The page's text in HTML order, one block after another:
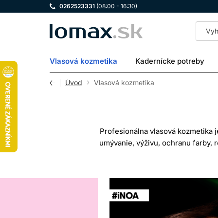
0262523331 (08:00 - 16:30)
LOMAX
Vlasová kozmetika Kadernícke potreby
Úvod Vlasová kozmetika
Profesionálna vlasová
umývanie, výživu, ochranu farby,
produktov z drogérie je
vlasoch rozhoduje ich stav,
V tejto kategórii nájdete produkty
kozmetika môže vlasom pomôcť